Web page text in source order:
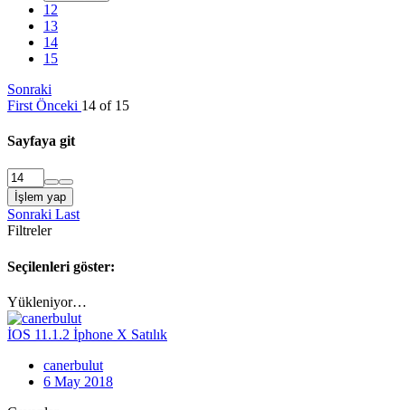
12
13
14
15
Sonraki
First Önceki 14 of 15
Sayfaya git
İşlem yap
Sonraki Last
Filtreler
Seçilenleri göster:
Yükleniyor…
İOS 11.1.2 İphone X Satılık
canerbulut
6 May 2018